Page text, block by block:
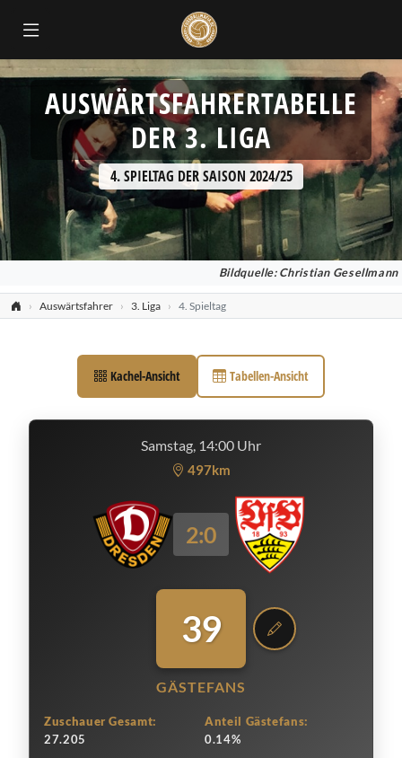
AUSWÄRTSFAHRERTABELLE
DER 3. LIGA
4. SPIELTAG DER SAISON 2024/25
Bildquelle: Christian Gesellmann
Auswärtsfahrer 3. Liga 4. Spieltag
Kachel-Ansicht Tabellen-Ansicht
Samstag, 14:00 Uhr
497km
2:0
39
GÄSTEFANS
Zuschauer Gesamt:
27.205
Anteil Gästefans:
0.14%